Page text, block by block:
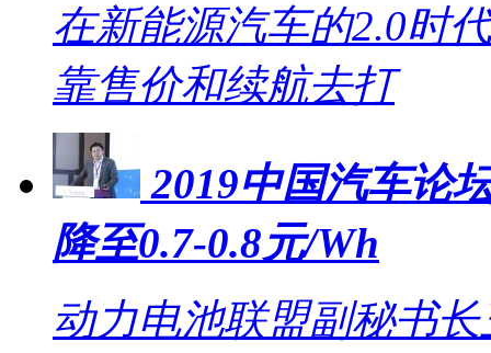
在新能源汽车的2.0时
靠售价和续航去打
2019中国汽车论
降至0.7-0.8元/Wh
动力电池联盟副秘书